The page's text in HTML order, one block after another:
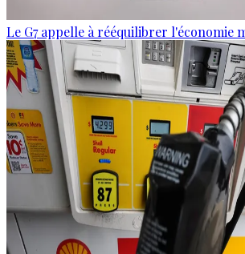
Le G7 appelle à rééquilibrer l'économie